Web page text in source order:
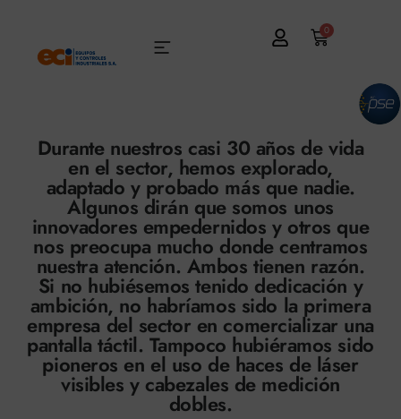
0
Durante nuestros casi 30 años de vida
en el sector, hemos explorado,
adaptado y probado más que nadie.
Algunos dirán que somos unos
innovadores empedernidos y otros que
nos preocupa mucho donde centramos
nuestra atención. Ambos tienen razón.
Si no hubiésemos tenido dedicación y
ambición, no habríamos sido la primera
empresa del sector en comercializar una
pantalla táctil. Tampoco hubiéramos sido
pioneros en el uso de haces de láser
visibles y cabezales de medición
dobles.